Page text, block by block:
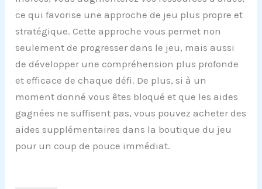
ce qui favorise une approche de jeu plus propre et
stratégique. Cette approche vous permet non
seulement de progresser dans le jeu, mais aussi
de développer une compréhension plus profonde
et efficace de chaque défi. De plus, si à un
moment donné vous êtes bloqué et que les aides
gagnées ne suffisent pas, vous pouvez acheter des
aides supplémentaires dans la boutique du jeu
pour un coup de pouce immédiat.